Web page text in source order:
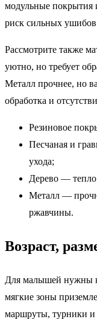
модульные покрытия
риск сильных
Рассмотрите также
уютно, но требует
Металл прочнее, но
обработка и
Резиновое
Песчаная и
ухода;
Дерево — тепло
Металл —
ржавчины.
Возраст,
Для малышей нужны
мягкие зоны
маршруты, турники и